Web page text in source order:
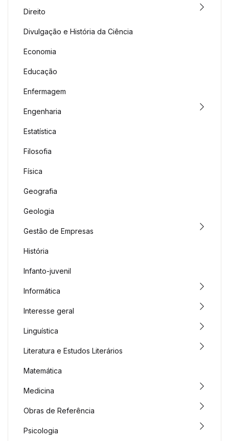
Direito
Divulgação e História da Ciência
Economia
Educação
Enfermagem
Engenharia
Estatística
Filosofia
Física
Geografia
Geologia
Gestão de Empresas
História
Infanto-juvenil
Informática
Interesse geral
Linguística
Literatura e Estudos Literários
Matemática
Medicina
Obras de Referência
Psicologia